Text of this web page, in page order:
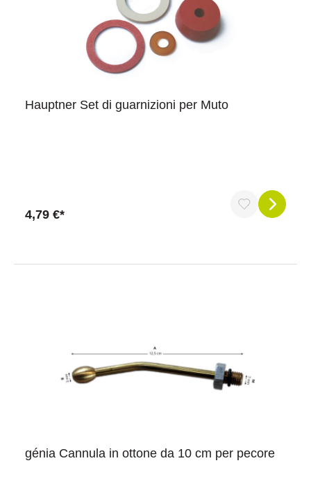
Hauptner Set di guarnizioni per Muto
4,79 €*
génia Cannula in ottone da 10 cm per pecore